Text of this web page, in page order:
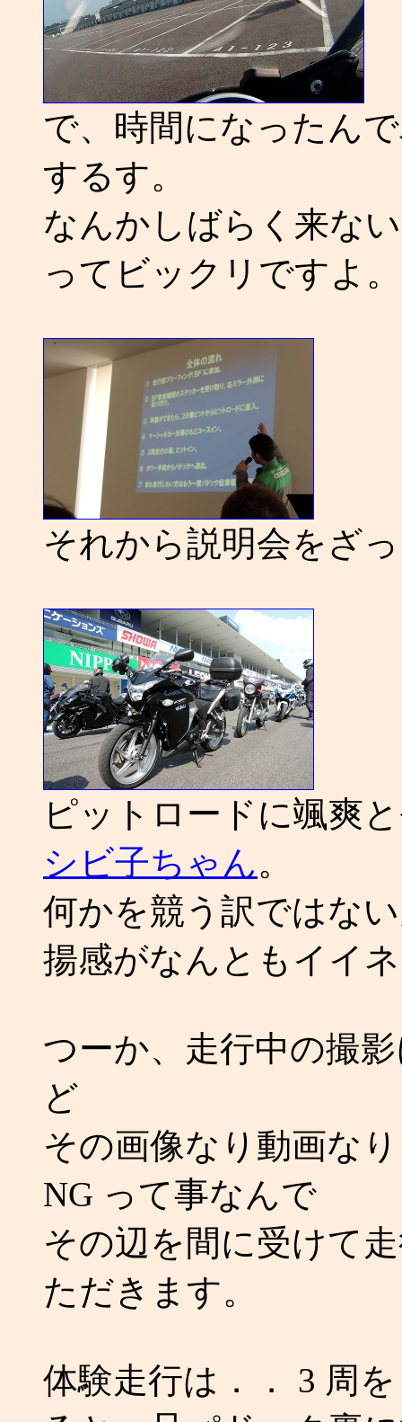
で、時間になったん
するす。
なんかしばらく来な
ってビックリですよ。
それから説明会をざ
ピットロードに颯爽
シビ子ちゃん。
何かを競う訳ではな
揚感がなんともイイ
つーか、走行中の撮
ど
その画像なり動画な
NG って事なんで
その辺を間に受けて
ただきます。
体験走行は．． 3 周